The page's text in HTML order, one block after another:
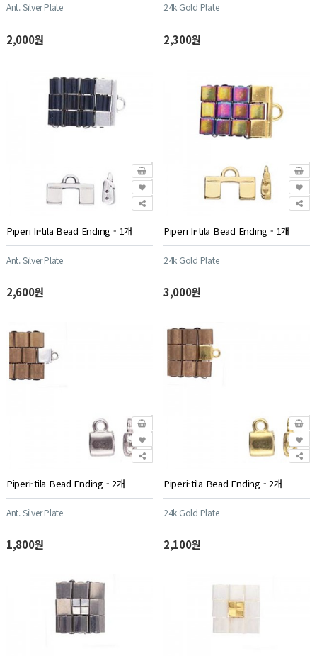
Ant. Silver Plate
2,000원
24k Gold Plate
2,300원
Piperi Ii-tila Bead Ending - 1개
Ant. Silver Plate
2,600원
Piperi Ii-tila Bead Ending - 1개
24k Gold Plate
3,000원
Piperi-tila Bead Ending - 2개
Ant. Silver Plate
1,800원
Piperi-tila Bead Ending - 2개
24k Gold Plate
2,100원